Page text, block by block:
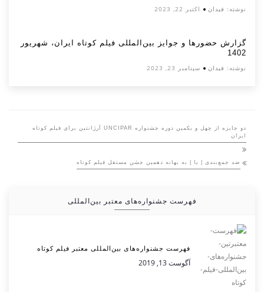
نوشته: فیدان اکتبر 22, 2023
گزارش حضورها و جوایز بین‌المللی فیلم کوتاه ایران، شهریور
1402
نوشته: فیدان سپتامبر 23, 2023
دو جایزه از چهل و یکمین دوره جشنواره UNCIPAR آرژانتین برای فیلم کوتاه
ایران
ضد جمع‌بندی | یا | به بهانه دهمین جشن مستقل فیلم کوتاه
فهرست جشنواره‌های معتبر بین‌المللی
فهرست جشنواره‌های بین‌المللی معتبر فیلم کوتاه
آگوست 13, 2019